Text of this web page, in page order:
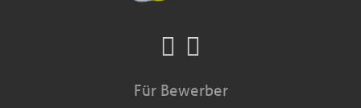
Für Bewerber